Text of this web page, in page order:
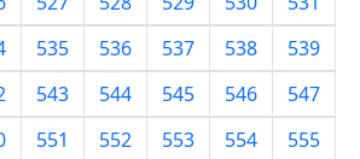
535 536 537 538
539
543 544 545 546
547
551 552 553 554
555